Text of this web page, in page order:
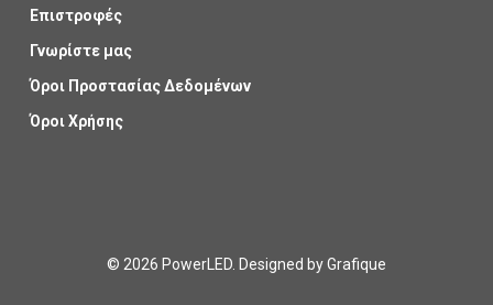
Επιστροφές
Γνωρίστε μας
Όροι Προστασίας Δεδομένων
Όροι Χρήσης
© 2026 PowerLED. Designed byGrafique